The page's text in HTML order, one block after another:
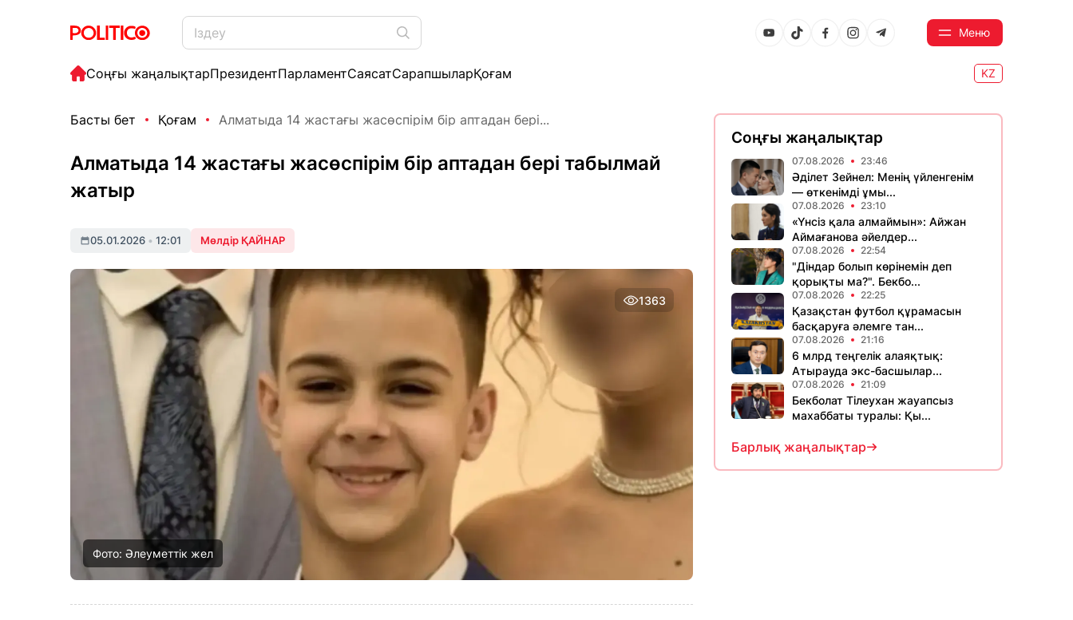
Меню
Соңғы жаңалықтарПрезидентПарламентСаясатСарапшыларҚоғам KZ
Басты бет Қоғам Алматыда 14 жастағы жасөспірім бір аптадан бері...
Алматыда 14 жастағы жасөспірім бір аптадан бері табылмай
жатыр
05.01.2026 • 12:01 Мөлдір ҚАЙНАР
1363
Фото: Әлеуметтік жел
Соңғы жаңалықтар
07.08.2026 23:46
Әділет Зейнел: Менің үйленгенім
— өткенімді ұмы...
07.08.2026 23:10
«Үнсіз қала алмаймын»: Айжан
Аймағанова әйелдер...
07.08.2026 22:54
"Діндар болып көрінемін деп
қорықты ма?". Бекбо...
07.08.2026 22:25
Қазақстан футбол құрамасын
басқаруға әлемге тан...
07.08.2026 21:16
6 млрд теңгелік алаяқтық:
Атырауда экс-басшылар...
07.08.2026 21:09
Бекболат Тілеухан жауапсыз
махаббаты туралы: Қы...
Барлық жаңалықтар